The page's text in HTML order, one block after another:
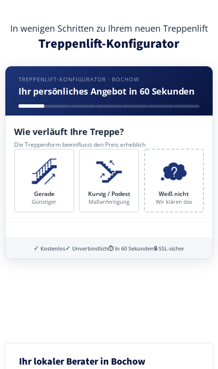
In wenigen Schritten zu Ihrem neuen Treppenlift
Treppenlift-Konfigurator
TREPPENLIFT-KONFIGURATOR · BOCHOW
Ihr persönliches Angebot in 60 Sekunden
Wie verläuft Ihre Treppe?
Die Treppenform beeinflusst den Preis erheblich
Gerade
Günstiger
Kurvig / Podest
Maßanfertigung
Weiß nicht
Wir klären das
✓ Kostenlos✓ Unverbindlich⏱ In 60 Sekunden🔒 SSL-sicher
Ihr lokaler Berater in Bochow